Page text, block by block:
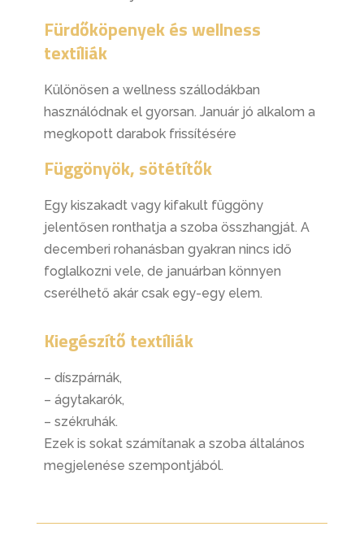
Fürdőköpenyek és wellness
textíliák
Különösen a wellness szállodákban
használódnak el gyorsan. Január jó alkalom a
megkopott darabok frissítésére
Függönyök, sötétítők
Egy kiszakadt vagy kifakult függöny
jelentősen ronthatja a szoba összhangját. A
decemberi rohanásban gyakran nincs idő
foglalkozni vele, de januárban könnyen
cserélhető akár csak egy-egy elem.
Kiegészítő textíliák
– díszpárnák,
– ágytakarók,
– székruhák.
Ezek is sokat számítanak a szoba általános
megjelenése szempontjából.